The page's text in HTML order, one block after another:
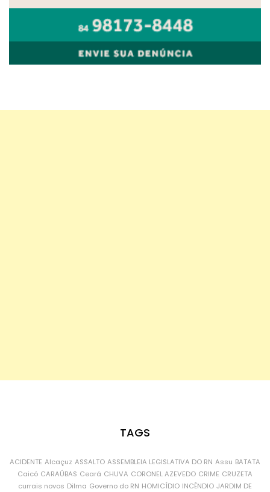
TAGS
ACIDENTE Alcaçuz ASSALTO ASSEMBLEIA LEGISLATIVA DO RN Assu BATATA
Caicó CARAÚBAS Ceará CHUVA CORONEL AZEVEDO CRIME CRUZETA
currais novos Dilma Governo do RN HOMICÍDIO INCÊNDIO JARDIM DE